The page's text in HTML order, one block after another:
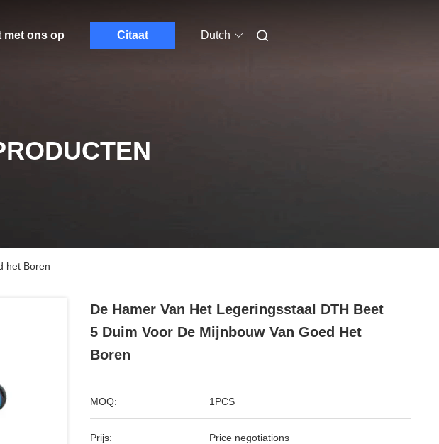
met ons op Citaat Dutch
het Boren
De Hamer Van Het Legeringsstaal DTH Beet
5 Duim Voor De Mijnbouw Van Goed Het
Boren
MOQ: 1PCS
Prijs: Price negotiations